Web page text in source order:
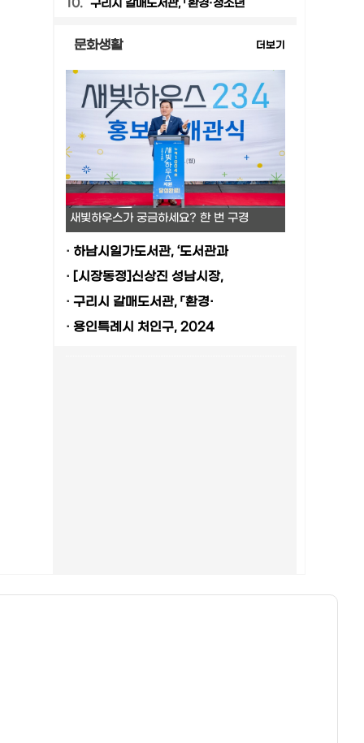
10. 구리시 갈매도서관, 「환경·청소년
문화생활 더보기
새빛하우스가 궁금하세요? 한 번 구경
· 하남시일가도서관, ‘도서관과
· [시장동정]신상진 성남시장,
· 구리시 갈매도서관, 「환경·
· 용인특례시 처인구, 2024